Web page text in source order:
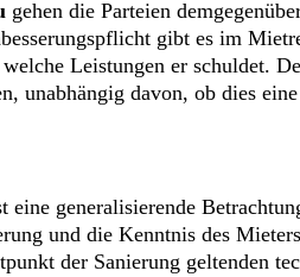
gehen die Parteien
gibt es im
welche Leistungen er schuldet.
unabhängig davon, ob dies
eine generalisierende
und die Kenntnis des
der Sanierung geltenden